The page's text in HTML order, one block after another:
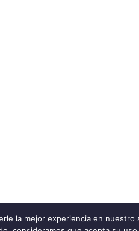
la mejor experiencia en nuestro